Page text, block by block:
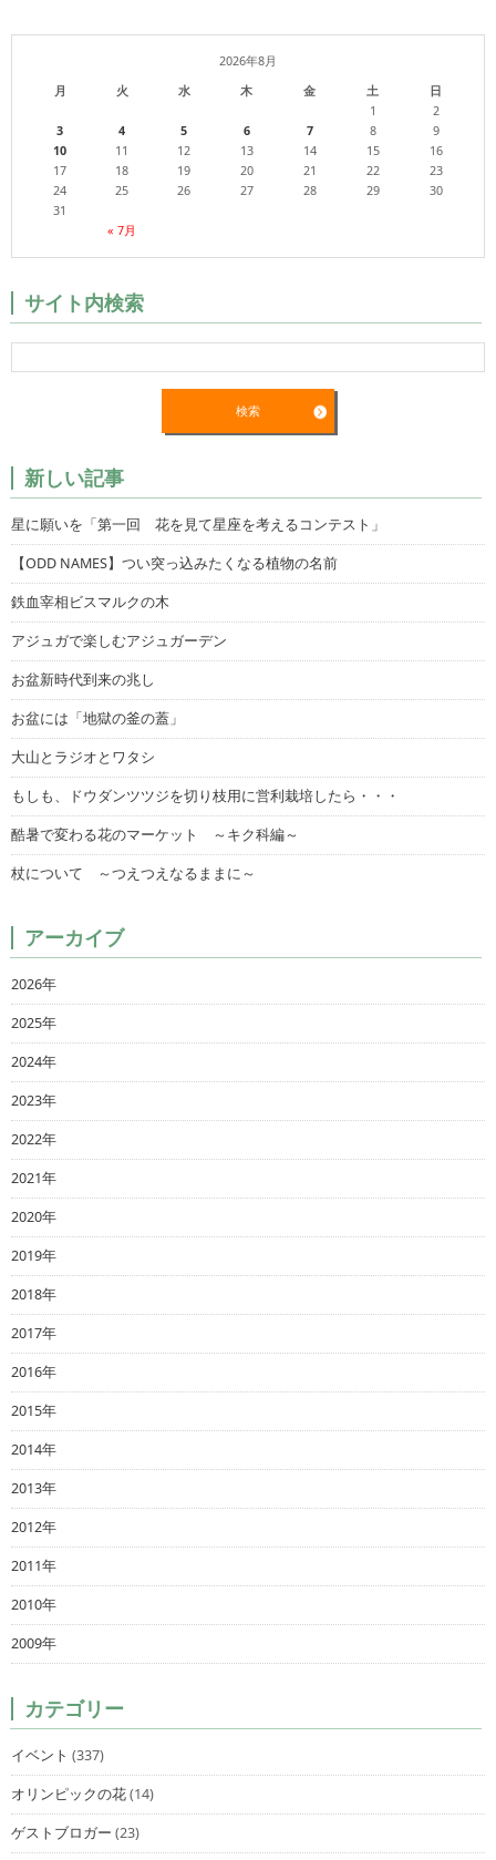
2026年8月
月
火 水 木 金 土 日
« 7月
1
2
3
4 5 6 7 8
9
10
11 12 13 14 15
16
17
18 19 20 21 22
23
24
25 26 27 28 29
30
31
サイト内検索
新しい記事
星に願いを「第一回 花を見て星座を考えるコンテスト」
【ODD NAMES】つい突っ込みたくなる植物の名前
鉄血宰相ビスマルクの木
アジュガで楽しむアジュガーデン
お盆新時代到来の兆し
お盆には「地獄の釜の蓋」
大山とラジオとワタシ
もしも、ドウダンツツジを切り枝用に営利栽培したら・・・
酷暑で変わる花のマーケット ～キク科編～
杖について ～つえつえなるままに～
アーカイブ
2026年
2025年
2024年
2023年
2022年
2021年
2020年
2019年
2018年
2017年
2016年
2015年
2014年
2013年
2012年
2011年
2010年
2009年
カテゴリー
イベント (337)
オリンピックの花(14)
ゲストブロガー (23)